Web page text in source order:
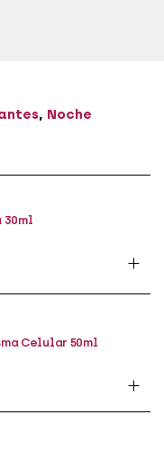
, Noche
30ml
Celular 50ml